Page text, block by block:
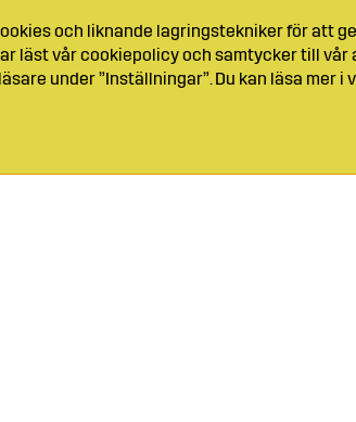
och liknande lagringstekniker för att
läst vår cookiepolicy och samtycker till vår
under ”Inställningar”. Du kan läsa mer i